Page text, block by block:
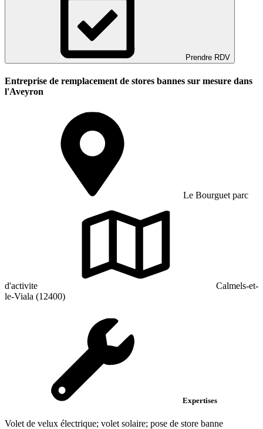
Prendre RDV
Entreprise de remplacement de stores bannes sur mesure dans
l'Aveyron
Le Bourguet parc
d'activite
Calmels-et-
le-Viala (12400)
Expertises
Volet de velux électrique; volet solaire; pose de store banne